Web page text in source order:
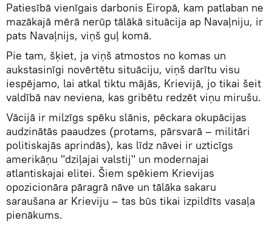
Patiesībā vienīgais darbonis Eiropā, kam patlaban ne
mazākajā mērā nerūp tālākā situācija ap Navaļniju, ir
pats Navaļnijs, viņš guļ komā.
Pie tam, šķiet, ja viņš atmostos no komas un
aukstasinīgi novērtētu situāciju, viņš darītu visu
iespējamo, lai atkal tiktu mājās, Krievijā, jo tikai šeit
valdībā nav neviena, kas gribētu redzēt viņu mirušu.
Vācijā ir milzīgs spēku slānis, pēckara okupācijas
audzinātās paaudzes (protams, pārsvarā – militāri
politiskajās aprindās), kas līdz nāvei ir uzticīgs
amerikāņu "dziļajai valstij" un modernajai
atlantiskajai elitei. Šiem spēkiem Krievijas
opozicionāra pāragrā nāve un tālāka sakaru
saraušana ar Krieviju – tas būs tikai izpildīts vasaļa
pienākums.